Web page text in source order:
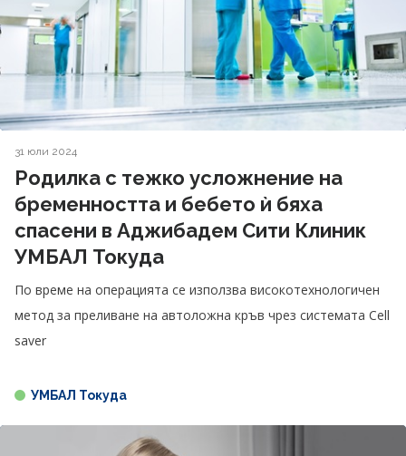
31 юли 2024
Родилка с тежко усложнение на
бременността и бебето ѝ бяха
спасени в Аджибадем Сити Клиник
УМБАЛ Токуда
По време на операцията се използва високотехнологичен
метод за преливане на автоложна кръв чрез системата Cell
saver
УМБАЛ Токуда